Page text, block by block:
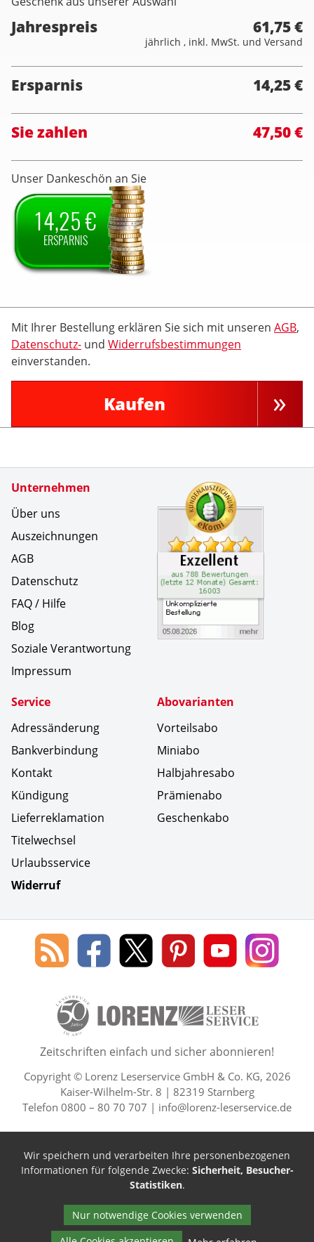
Jahrespreis 61,75 €
jährlich , inkl. MwSt. und Versand
Ersparnis 14,25 €
Sie zahlen 47,50 €
Unser Dankeschön an Sie
14,25 €
ERSPARNIS
Mit Ihrer Bestellung erklären Sie sich mit unseren AGB,
Datenschutz- und Widerrufsbestimmungen
einverstanden.
Kaufen
Unternehmen
Über uns
Auszeichnungen
AGB
Datenschutz
FAQ / Hilfe
Blog
Soziale Verantwortung
Impressum
Service
Adressänderung
Bankverbindung
Kontakt
Kündigung
Lieferreklamation
Titelwechsel
Urlaubsservice
Widerruf
Abovarianten
Vorteilsabo
Miniabo
Halbjahresabo
Prämienabo
Geschenkabo
Zertifikate
Social Media
Blog
des
Leserservice
Lorenz
Leserservice
Lorenz
Leserservice
Lorenz
Leserservice
Lorenz
Leserservice
Lorenz
50 Lesefreude im Abo Jahre
Zeitschriften einfach und sicher abonnieren!
Copyright © Lorenz Leserservice GmbH & Co. KG, 2026
Kaiser-Wilhelm-Str. 8 | 82319 Starnberg
Telefon 0800 – 80 70 707 | info@lorenz-leserservice.de
Wir speichern und verarbeiten Ihre personenbezogenen
Informationen für folgende Zwecke: Sicherheit, Besucher-
Statistiken.
Nur notwendige Cookies verwenden